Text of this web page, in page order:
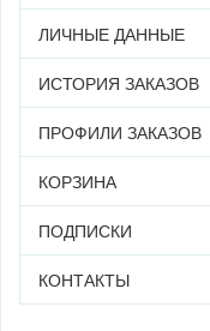
ЛИЧНЫЕ ДАННЫЕ
ИСТОРИЯ ЗАКАЗОВ
ПРОФИЛИ ЗАКАЗОВ
КОРЗИНА
ПОДПИСКИ
КОНТАКТЫ